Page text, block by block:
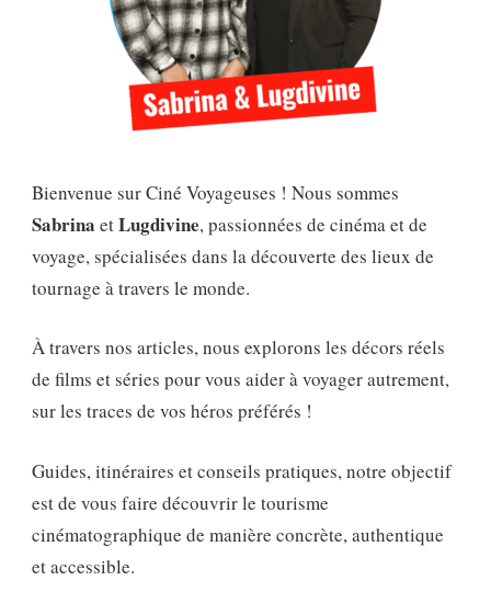
Bienvenue sur Ciné Voyageuses ! Nous sommes
Sabrina etLugdivine, passionnées de cinéma et de
voyage, spécialisées dans la découverte des lieux de
tournage à travers le monde.
À travers nos articles, nous explorons les décors réels
de films et séries pour vous aider à voyager autrement,
sur les traces de vos héros préférés !
Guides, itinéraires et conseils pratiques, notre objectif
est de vous faire découvrir le tourisme
cinématographique de manière concrète, authentique
et accessible.